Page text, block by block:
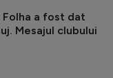
Folha a fost dat
Mesajul clubului